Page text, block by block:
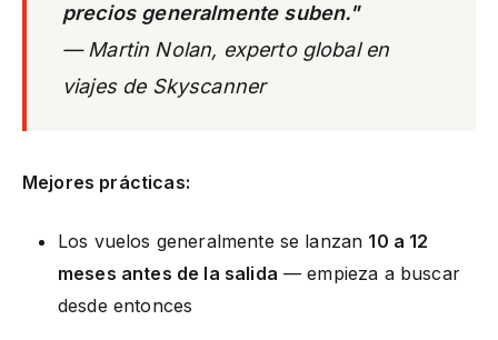
precios generalmente suben."
— Martin Nolan, experto global en
viajes de Skyscanner
Mejores prácticas:
Los vuelos generalmente se lanzan 10 a 12
meses antes de la salida — empieza a buscar
desde entonces